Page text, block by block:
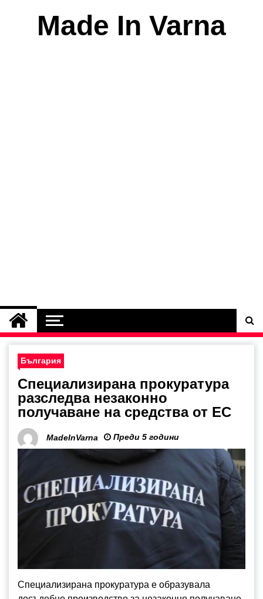
Made In Varna
България
Специализирана прокуратура
разследва незаконно
получаване на средства от ЕС
MadeInVarna Преди 5 години
Специализирана прокуратура е образувала